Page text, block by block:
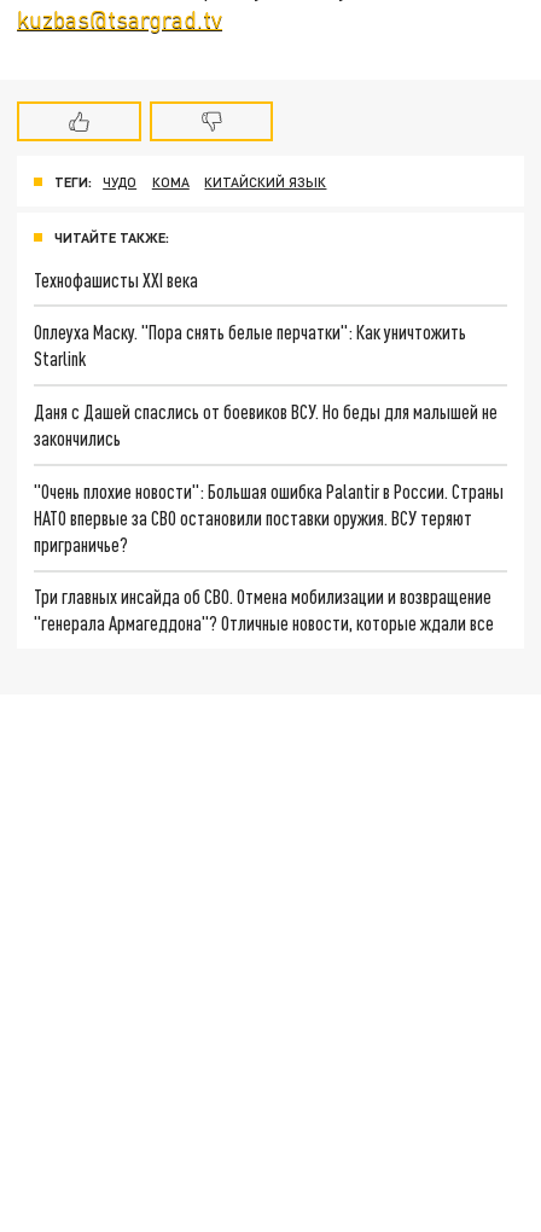
kuzbas@tsargrad.tv
ТЕГИ: ЧУДО КОМА КИТАЙСКИЙ ЯЗЫК
ЧИТАЙТЕ ТАКЖЕ:
Технофашисты XXI века
Оплеуха Маску. "Пора снять белые перчатки": Как уничтожить
Starlink
Даня с Дашей спаслись от боевиков ВСУ. Но беды для малышей не
закончились
"Очень плохие новости": Большая ошибка Palantir в России. Страны
НАТО впервые за СВО остановили поставки оружия. ВСУ теряют
приграничье?
Три главных инсайда об СВО. Отмена мобилизации и возвращение
"генерала Армагеддона"? Отличные новости, которые ждали все